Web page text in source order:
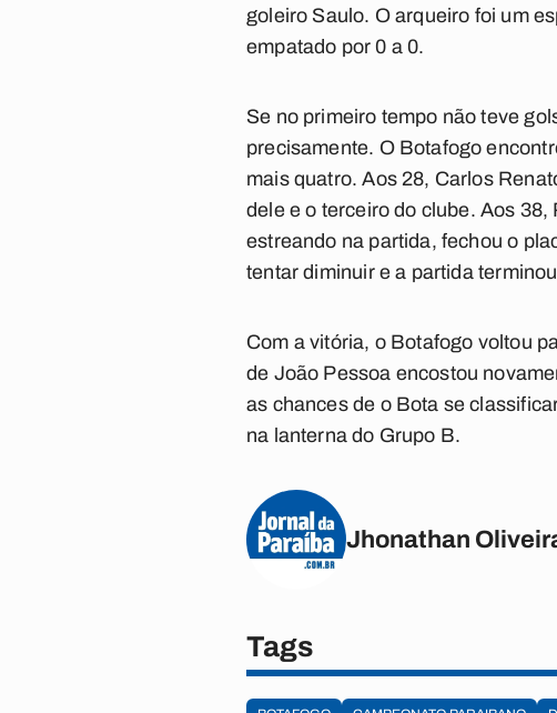
goleiro Saulo. O arqueiro foi um
empatado por 0 a 0.
Se no primeiro tempo não teve
precisamente. O Botafogo
mais quatro. Aos 28, Carlos
dele e o terceiro do clube. Aos
estreando na partida, fechou o
tentar diminuir e a partida
Com a vitória, o Botafogo voltou
de João Pessoa encostou
as chances de o Bota se
na lanterna do Grupo B.
Jhonathan
Tags